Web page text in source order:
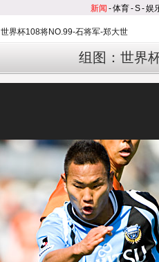
新闻 -体育-S-娱
世界杯108将NO.99-石将军-郑大世
组图：世界